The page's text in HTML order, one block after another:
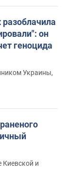
он
геноцида
Украины,
Киевской и